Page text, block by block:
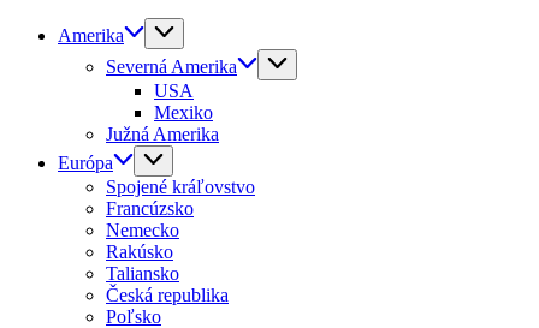
Amerika
Severná Amerika
USA
Mexiko
Južná Amerika
Európa
Spojené kráľovstvo
Francúzsko
Nemecko
Rakúsko
Taliansko
Česká republika
Poľsko